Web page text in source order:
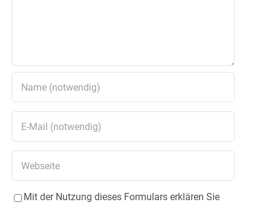
Mit der Nutzung dieses Formulars erklären Sie